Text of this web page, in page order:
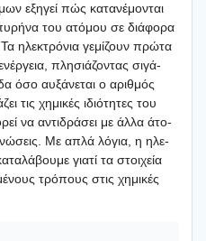
εξη­γεί πώς κατα­νέ­μο­νται
του ατό­μου σε διά­φο­ρα
ηλε­κτρό­νια γεμί­ζουν πρώ­τα
πλη­σιά­ζο­ντας σιγά-
όσο αυξά­νε­ται ο αριθ­μός
τις χημι­κές ιδιό­τη­τες του
να αντι­δρά­σει με άλλα άτο­
Με απλά λόγια, η ηλε­
για­τί τα στοι­χεία
τρό­πους στις χημι­κές